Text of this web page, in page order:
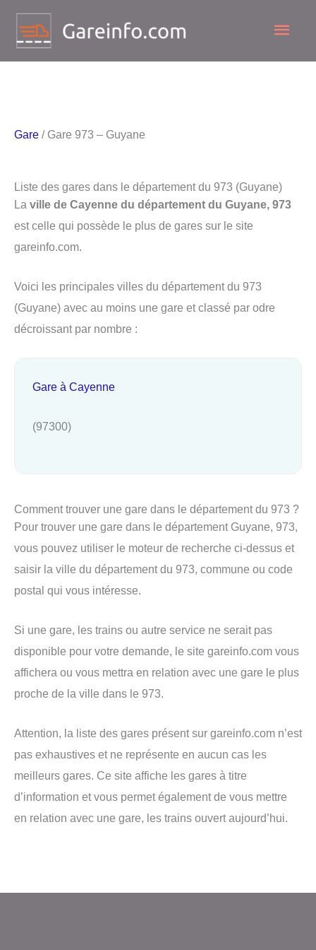
contenu
Gare / Gare 973 – Guyane
Liste des gares dans le département du 973 (Guyane)
La ville de Cayenne du département du Guyane, 973
est celle qui possède le plus de gares sur le site
gareinfo.com.
Voici les principales villes du département du 973
(Guyane) avec au moins une gare et classé par odre
décroissant par nombre :
Gare à Cayenne
(97300)
Comment trouver une gare dans le département du 973 ?
Pour trouver une gare dans le département Guyane, 973,
vous pouvez utiliser le moteur de recherche ci-dessus et
saisir la ville du département du 973, commune ou code
postal qui vous intéresse.
Si une gare, les trains ou autre service ne serait pas
disponible pour votre demande, le site gareinfo.com vous
affichera ou vous mettra en relation avec une gare le plus
proche de la ville dans le 973.
Attention, la liste des gares présent sur gareinfo.com n’est
pas exhaustives et ne représente en aucun cas les
meilleurs gares. Ce site affiche les gares à titre
d’information et vous permet également de vous mettre
en relation avec une gare, les trains ouvert aujourd’hui.